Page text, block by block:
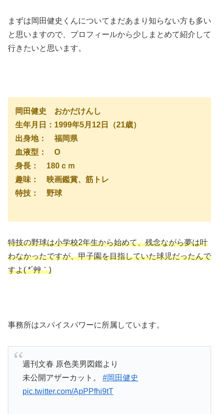
まずは岡田健史くんについてまだあまり知らない方も多い
と思いますので、プロフィールから少しまとめて紹介して
行きたいと思います。
岡田健史 おかだけんし
生年月日：1999年5月12日（21歳）
出身地： 福岡県
血液型： O
身長： 180ｃｍ
趣味： 映画鑑賞、筋トレ
特技： 野球
特技の野球は小学校2年生から始めて、残念ながら夢は叶
わなかったですが、甲子園を目指していた球児だったんで
すよ( *´艸｀)
事務所はスパイスパワーに所属しています。
週刊文春 原色美男図鑑より
未公開アザーカット。 #岡田健史
pic.twitter.com/ApPPfhi9tT